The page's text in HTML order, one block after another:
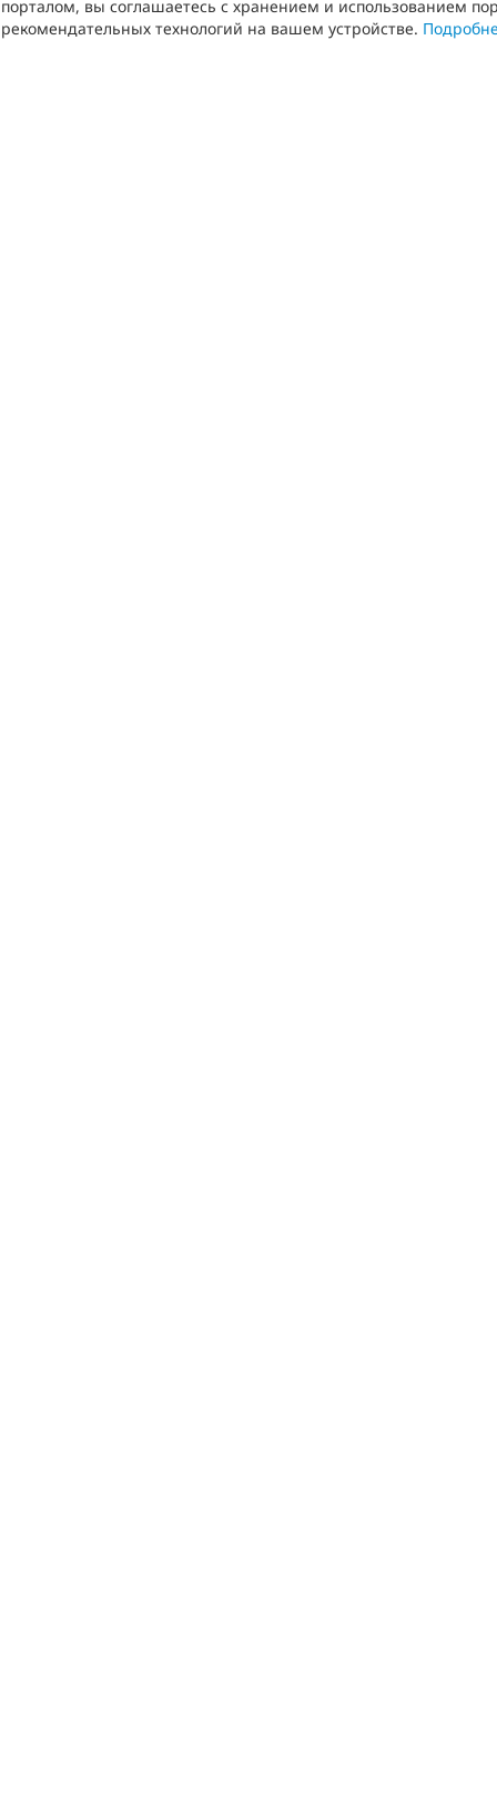
порталом, вы соглашаетесь с хранением и использованием
рекомендательных технологий на вашем устройстве.